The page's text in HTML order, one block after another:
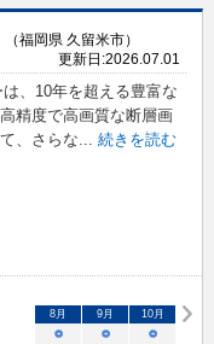
（福岡県 久留米市）
更新日:2026.07.01
、10年を超える豊富な
精度で高画質な断層画
、さらな... 続きを読む
8月 9月 10月
○ ○ ○